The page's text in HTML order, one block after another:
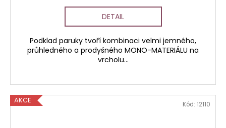
DETAIL
Podklad paruky tvoří kombinaci velmi jemného,
průhledného a prodyšného MONO-MATERIÁLU na
vrcholu...
AKCE Kód: 12110